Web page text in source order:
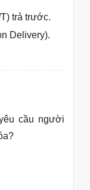
trả trước.
Delivery).
cầu người